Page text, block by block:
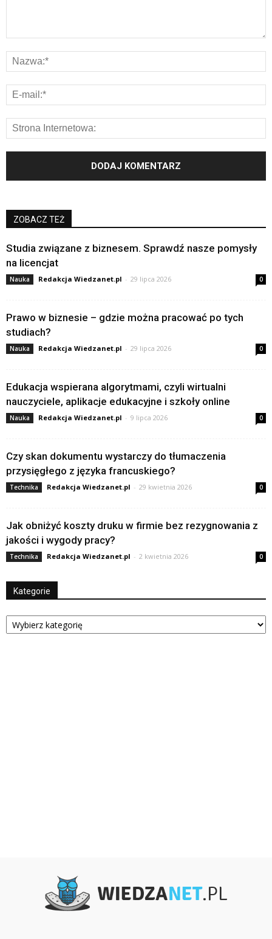
ZOBACZ TEŻ
Studia związane z biznesem. Sprawdź nasze pomysły
na licencjat
Nauka Redakcja Wiedzanet.pl - 29 lipca 2026 0
Prawo w biznesie – gdzie można pracować po tych
studiach?
Nauka Redakcja Wiedzanet.pl - 29 lipca 2026 0
Edukacja wspierana algorytmami, czyli wirtualni
nauczyciele, aplikacje edukacyjne i szkoły online
Nauka Redakcja Wiedzanet.pl - 9 lipca 2026 0
Czy skan dokumentu wystarczy do tłumaczenia
przysięgłego z języka francuskiego?
Technika Redakcja Wiedzanet.pl - 29 kwietnia 2026 0
Jak obniżyć koszty druku w firmie bez rezygnowania z
jakości i wygody pracy?
Technika Redakcja Wiedzanet.pl - 2 kwietnia 2026 0
Kategorie
Kategorie